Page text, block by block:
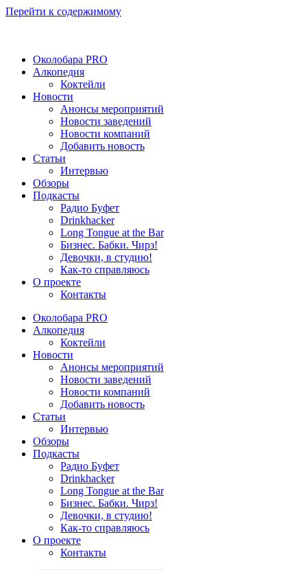
Перейти к содержимому
Околобара PRO
Алкопедия
Коктейли
Новости
Анонсы мероприятий
Новости заведений
Новости компаний
Добавить новость
Статьи
Интервью
Обзоры
Подкасты
Радио Буфет
Drinkhacker
Long Tongue at the Bar
Бизнес. Бабки. Чирз!
Девочки, в студию!
Как-то справляюсь
О проекте
Контакты
Околобара PRO
Алкопедия
Коктейли
Новости
Анонсы мероприятий
Новости заведений
Новости компаний
Добавить новость
Статьи
Интервью
Обзоры
Подкасты
Радио Буфет
Drinkhacker
Long Tongue at the Bar
Бизнес. Бабки. Чирз!
Девочки, в студию!
Как-то справляюсь
О проекте
Контакты